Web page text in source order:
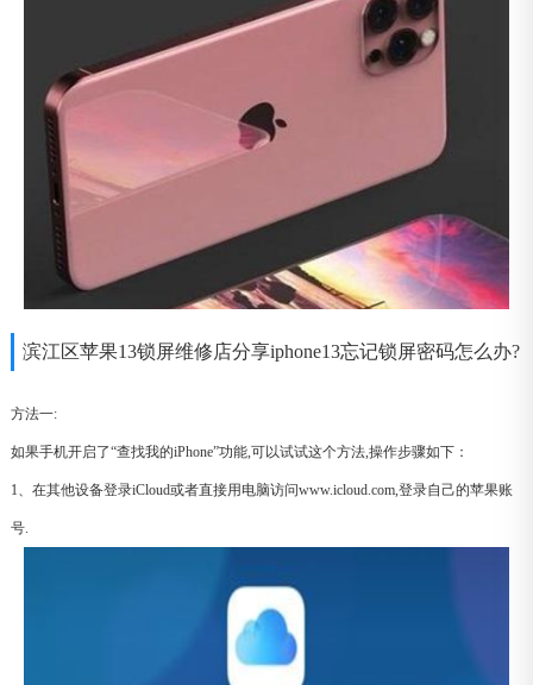
滨江区苹果13锁屏维修店分享iphone13忘记锁屏密码怎么办?
方法一:
如果手机开启了“查找我的iPhone”功能,可以试试这个方法,操作步骤如下：
1、在其他设备登录iCloud或者直接用电脑访问www.icloud.com,登录自己的苹果账
号.